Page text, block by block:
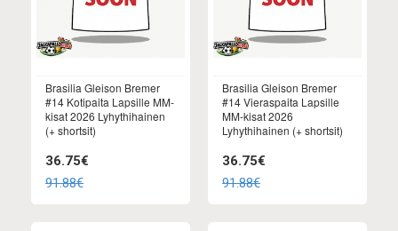
Brasilia Gleison Bremer
#14 Kotipaita Lapsille MM-
kisat 2026 Lyhythihainen
(+ shortsit)
36.75€
91.88€
Brasilia Gleison Bremer
#14 Vieraspaita Lapsille
MM-kisat 2026
Lyhythihainen (+ shortsit)
36.75€
91.88€